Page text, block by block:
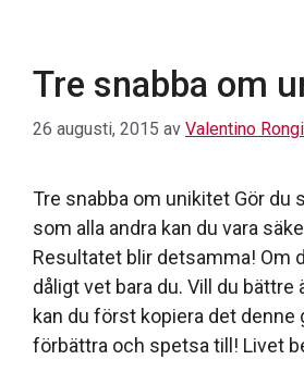
Tre snabba om
26 augusti, 2015 av Valentino
Tre snabba om unikitet Gör du
som alla andra kan du vara
Resultatet blir detsamma! Om
dåligt vet bara du. Vill du bättre
kan du först kopiera det denne
förbättra och spetsa till! Livet